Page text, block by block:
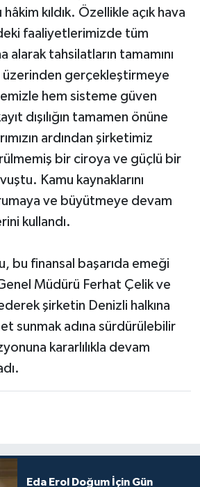
hâkim kıldık. Özellikle açık hava
faaliyetlerimizde tüm
alarak tahsilatların tamamını
üzerinden gerçekleştirmeye
hem sisteme güven
dışılığın tamamen önüne
ardından şirketimiz
bir ciroya ve güçlü bir
Kamu kaynaklarını
ve büyütmeye devam
kullandı.
bu finansal başarıda emeği
Müdürü Ferhat Çelik ve
şirketin Denizli halkına
sunmak adına sürdürülebilir
kararlılıkla devam
Eda Erol Doğum İçin Gün